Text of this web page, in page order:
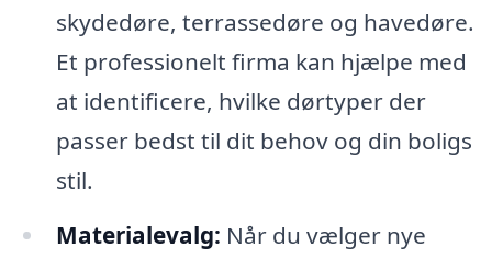
skydedøre, terrassedøre og havedøre.
Et professionelt firma kan hjælpe med
at identificere, hvilke dørtyper der
passer bedst til dit behov og din boligs
stil.
Materialevalg: Når du vælger nye